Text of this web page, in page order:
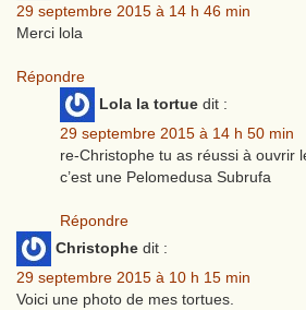
29 septembre 2015 à 14 h 46 min
Merci lola
Répondre
Lola la tortue dit :
29 septembre 2015 à 14 h 50 min
re-Christophe tu as réussi à ouvrir
c’est une Pelomedusa Subrufa
Répondre
Christophe dit :
29 septembre 2015 à 10 h 15 min
Voici une photo de mes tortues.